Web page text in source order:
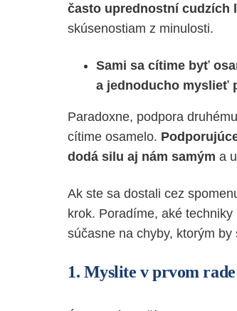
často uprednostní cudzích
skúsenostiam z minulosti.
Sami sa cítime byť
a jednoducho myslieť
Paradoxne, podpora
cítime osamelo.
dodá silu aj nám samým a
Ak ste sa dostali cez
krok. Poradíme, aké
súčasne na chyby, ktorým
1. Myslite v prvom rade